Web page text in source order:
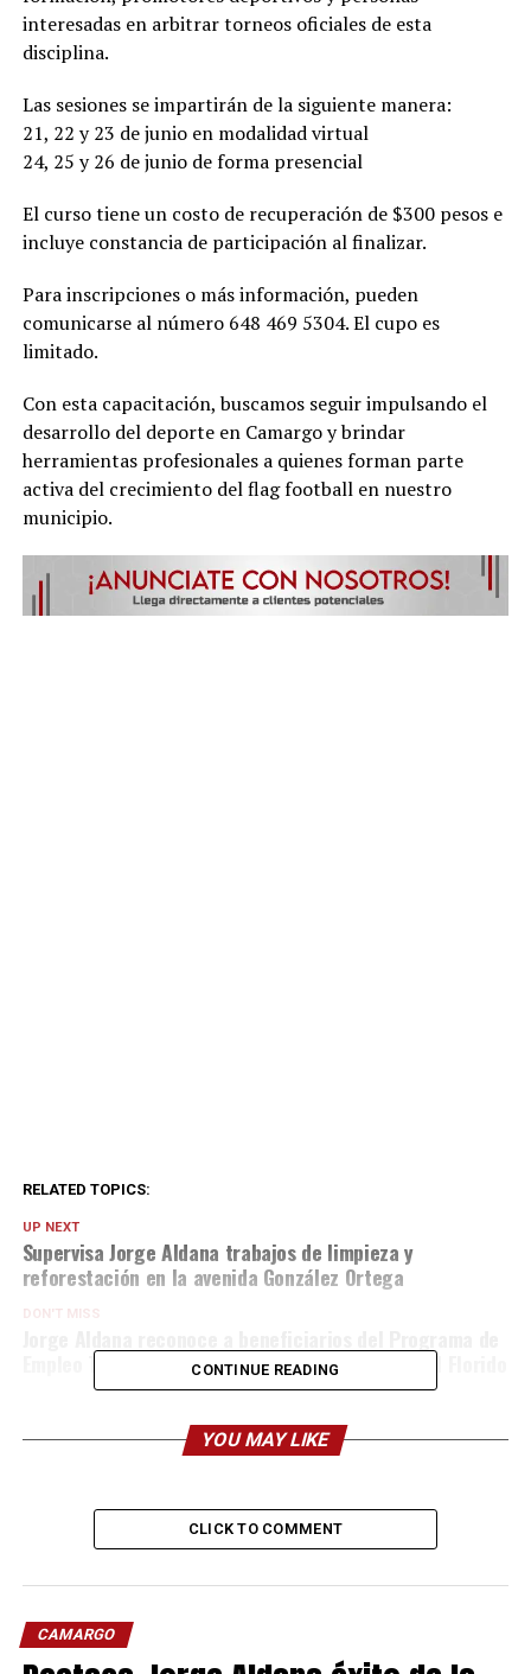
interesadas en arbitrar torneos oficiales de esta
disciplina.
Las sesiones se impartirán de la siguiente manera:
21, 22 y 23 de junio en modalidad virtual
24, 25 y 26 de junio de forma presencial
El curso tiene un costo de recuperación de $300 pesos e
incluye constancia de participación al finalizar.
Para inscripciones o más información, pueden
comunicarse al número 648 469 5304. El cupo es
limitado.
Con esta capacitación, buscamos seguir impulsando el
desarrollo del deporte en Camargo y brindar
herramientas profesionales a quienes forman parte
activa del crecimiento del flag football en nuestro
municipio.
RELATED TOPICS:
UP NEXT
Supervisa Jorge Aldana trabajos de limpieza y
reforestación en la avenida González Ortega
DON'T MISS
Empleo Temporal, limpian deportiva en Lomas del Florido
CONTINUE READING
YOU MAY LIKE
CLICK TO COMMENT
CAMARGO